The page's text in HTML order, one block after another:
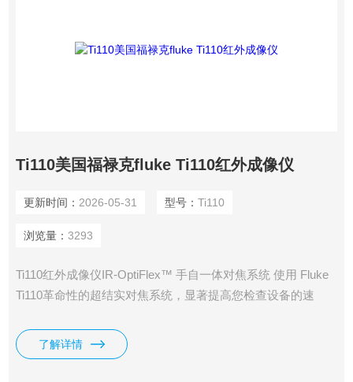
Ti110美国福禄克fluke Ti110红外成像仪
更新时间： 2026-05-31 型号： Ti110
浏览量： 3293
Ti110红外成像仪IR-OptiFlex™ 手自一体对焦系统 使用 Fluke
Ti110革命性的超结实对焦系统，显著提高您检查设备的速
性和1.2米以内手动对焦的灵活性
了解详情